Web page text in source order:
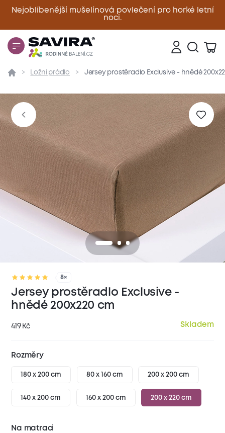
Nejoblíbenější mušelínová povlečení pro horké letní
noci.
Zavřít
Přehled Parametry Popis produktu Materiál
Ložní prádlo Jersey prostěradlo Exclusive - hnědé
8×
Jersey prostěradlo Exclusive -
hnědé 200x220 cm
419 Kč Skladem
Rozměry
180 x 200 cm 80 x 160 cm 200 x 200 cm
140 x 200 cm 160 x 200 cm 200 x 220 cm
Na matraci